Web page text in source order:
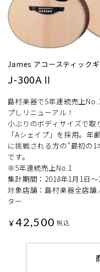
James アコースティック
J-300AⅡ
島村楽器で5年連続売上
プしリニューアル！
小ぶりのボディサイズで
「Aシェイプ」を採用。年
に挑戦される方の"最初の
です。
※5年連続売上No.1
集計期間：2018年1月1日
対象店舗：島村楽器全店舗
ター
¥ 42,500 税込